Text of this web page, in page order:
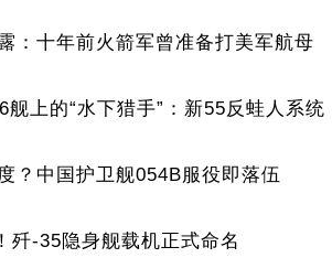
：十年前火箭军曾准备打美军航母
舰上的“水下猎手”：新55反蛙人系统
？中国护卫舰054B服役即落伍
歼-35隐身舰载机正式命名